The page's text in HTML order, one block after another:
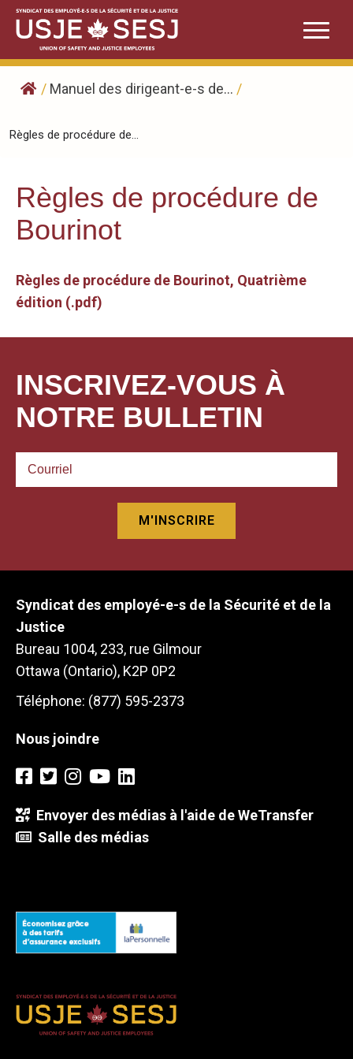
Skip
content
/ Manuel des dirigeant-e-s de... /
Règles de procédure de...
Règles de procédure de
Bourinot
Règles de procédure de Bourinot, Quatrième
édition (.pdf)
INSCRIVEZ-VOUS À
NOTRE BULLETIN
Syndicat des employé-e-s de la Sécurité et de la
Justice
Bureau 1004, 233, rue Gilmour
Ottawa (Ontario), K2P 0P2
Téléphone: (877) 595-2373
Nous joindre
Envoyer des médias à l'aide de WeTransfer
Salle des médias